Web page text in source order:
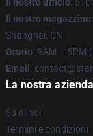
Il nostro magazzino
Shanghai, CN
Orario: 9AM – 5PM
Email :
La nostra azienda
Su di noi
Termini e condizioni